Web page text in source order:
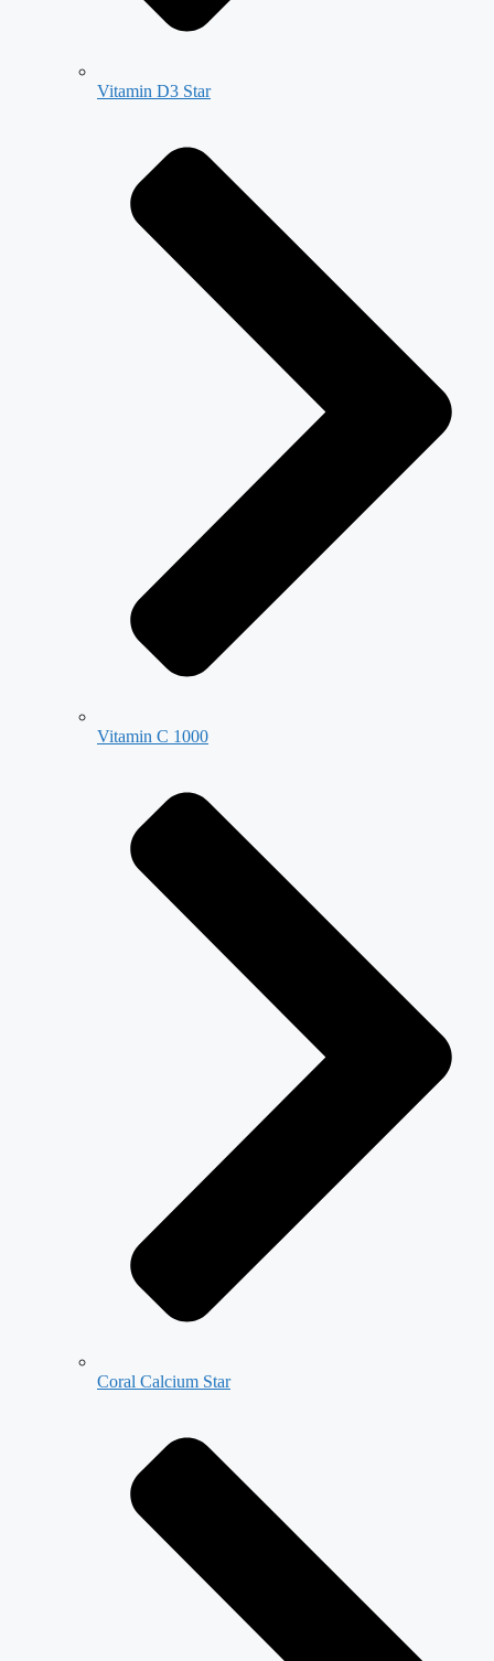
Vitamin D3 Star
Vitamin C 1000
Coral Calcium Star